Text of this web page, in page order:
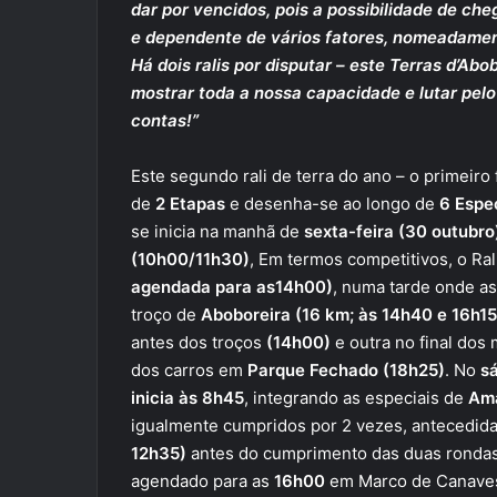
dar por vencidos, pois a possibilidade de
e dependente de vários fatores,
Há dois ralis por disputar – este Terras
mostrar toda a nossa capacidade e lutar
contas!”
Este segundo rali de terra do ano – o
de 2 Etapas e desenha-se ao longo de 6
se inicia na manhã de sexta-feira (30
(10h00/11h30), Em termos competitivos, o
agendada para as14h00), numa tarde onde
troço de Aboboreira (16 km; às 14h40 e
antes dos troços (14h00) e outra no final dos
dos carros em Parque Fechado (18h25). No
inicia às 8h45, integrando as especiais de
igualmente cumpridos por 2 vezes,
12h35) antes do cumprimento das duas
agendado para as 16h00 em Marco de